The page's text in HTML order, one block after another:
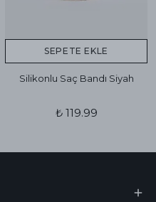
SEPETE EKLE
Silikonlu Saç Bandı Siyah
₺ 119.99